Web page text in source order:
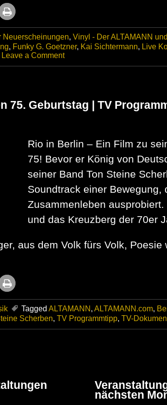
Neuerscheinungen, Vinyl - Der ALTAMANN
, Funky G. Goetzner, Kai Sichtermann, Live
Leave a Commenton
Rockpalast
+
/
incl.
Dokumentation
„Tempo
82“
erschienen
75. Geburtstag | TV
Rio in Berlin – Ein Film zu
75! Bevor er König von
seiner Band Ton Steine
Soundtrack einer
Zusammenleben
und das Kreuzberg der 70er
aus dem Volk fürs Volk,
Tagged ALTAMANN , ALTAMANN.com,
Scherben, TV Programmtipp, TV-
nächsten